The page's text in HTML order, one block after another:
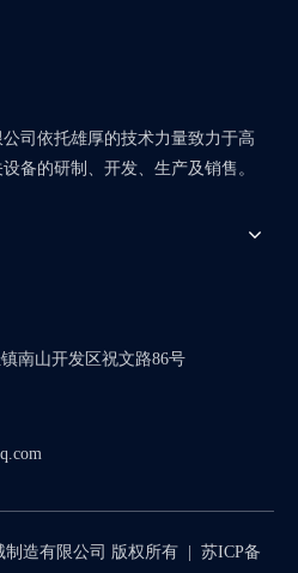
司依托雄厚的技术力量致力于高
备的研制、开发、生产及销售。
南山开发区祝文路86号
制造有限公司 版权所有 | 苏ICP备